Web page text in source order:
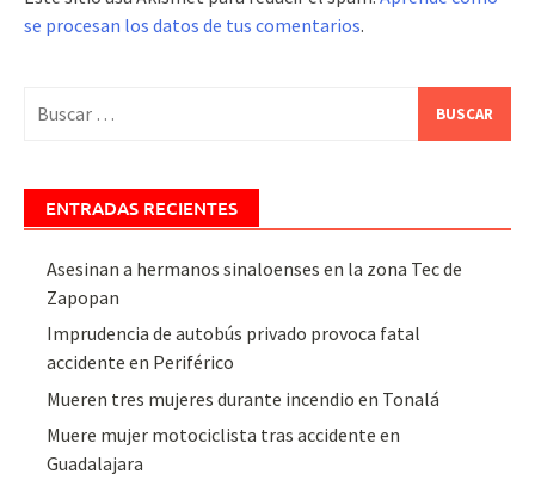
se procesan los datos de tus comentarios.
ENTRADAS RECIENTES
Asesinan a hermanos sinaloenses en la zona Tec de
Zapopan
Imprudencia de autobús privado provoca fatal
accidente en Periférico
Mueren tres mujeres durante incendio en Tonalá
Muere mujer motociclista tras accidente en
Guadalajara